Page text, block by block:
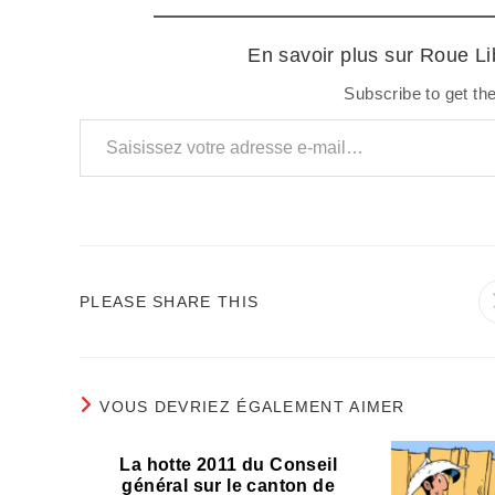
En savoir plus sur Roue
Subscribe to get
Saisissez votre adresse e-mail…
PLEASE SHARE THIS
VOUS DEVRIEZ ÉGALEMENT AIMER
La hotte 2011 du Conseil
général sur le canton de